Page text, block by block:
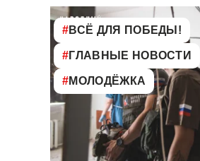
#ВСЁ ДЛЯ ПОБЕДЫ!
#ГЛАВНЫЕ НОВОСТИ
#МОЛОДЁЖКА